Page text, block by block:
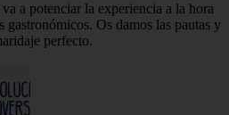
a potenciar la experiencia a la hora
gastronómicos. Os damos las pautas y
perfecto.